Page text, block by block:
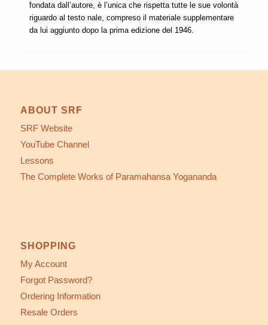
fondata dall’autore, è l’unica che rispetta tutte le sue volontà
riguardo al testo nale, compreso il materiale supplementare
da lui aggiunto dopo la prima edizione del 1946.
ABOUT SRF
SRF Website
YouTube Channel
Lessons
The Complete Works of Paramahansa Yogananda
SHOPPING
My Account
Forgot Password?
Ordering Information
Resale Orders